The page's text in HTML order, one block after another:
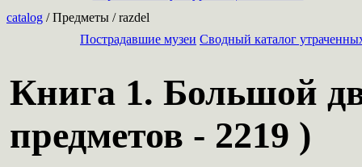
catalog / Предметы / razdel
Пострадавшие музеи Cводный каталог
Книга 1. Большой
предметов - 2219 )